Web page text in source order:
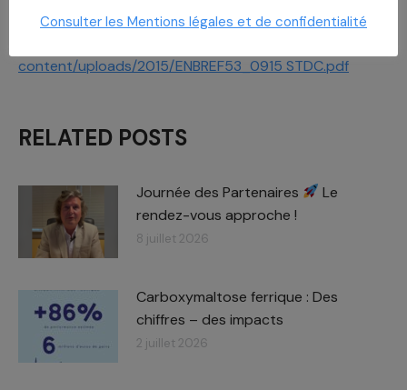
A voir aussi,le Zoom audit en encart de En Bref 53
content/uploads/2015/ENBREF53_0915 STDC.pdf
RELATED POSTS
Journée des Partenaires
Le
rendez-vous approche !
8 juillet 2026
Carboxymaltose ferrique : Des
chiffres – des impacts​
2 juillet 2026
Consulter les Mentions légales et de confidentialité